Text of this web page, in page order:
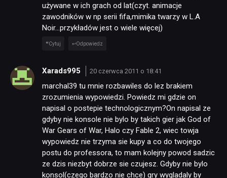
używane w ich grach od lat(czyt. animacje
zawodników w np serii fifa,mimika twarzy w L.A
Noir…przykładów jest o wiele więcej)
Cytuj Odpowiedz
Xarads995 20 czerwca 2011 o 18:41
marchal39 tu mnie rozbawiles do lez brakiem
zrozumienia wypowiedzi. Powiedz mi gdzie on
napisal o postepie technologicznym?On napisal ze
gdyby nie konsole nie bylo by takich gier jak God of
War Gears of War, Halo czy Fable 2, wiec towja
wypowiedz nie trzyma sie kupy a co do twojego
postu do professora, to mam kolejny powod sadzic
ze dzis niezbyt dobrze sie czujesz. Gdyby nie bylo
konsol(czego bardzo nie chce) gry wygladaly by